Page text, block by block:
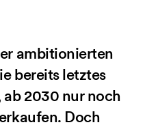
ambitionierten
bereits letztes
2030 nur noch
Doch